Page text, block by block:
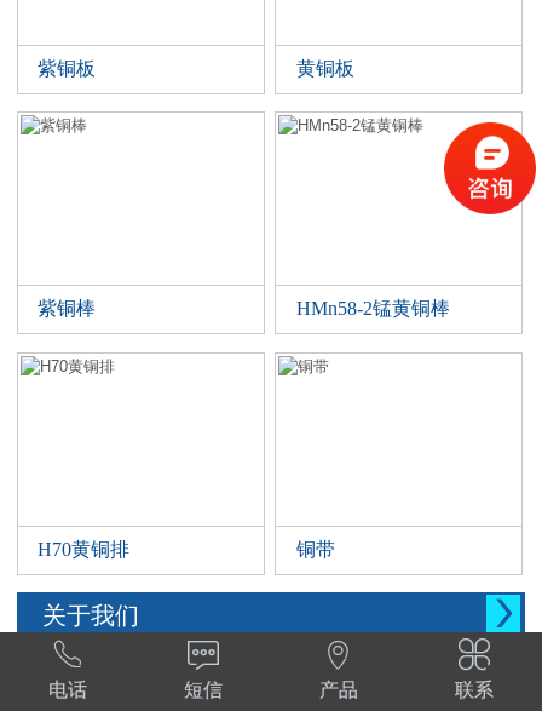
紫铜板 黄铜板
紫铜棒 HMn58-2锰黄铜棒
H70黄铜排 铜带
关于我们 
西安晨腾物资有限公司 常年销售铜管，铜棒。
铜棒，铜排等。材质:T1,T2,T3,TP2,Tu1,TU2,

电话

短信

产品

联系